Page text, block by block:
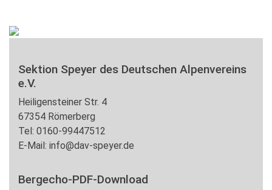
Sektion Speyer des Deutschen Alpenvereins
e.V.
Heiligensteiner Str. 4
67354 Römerberg
Tel: 0160-99447512
E-Mail: info@dav-speyer.de
Bergecho-PDF-Download